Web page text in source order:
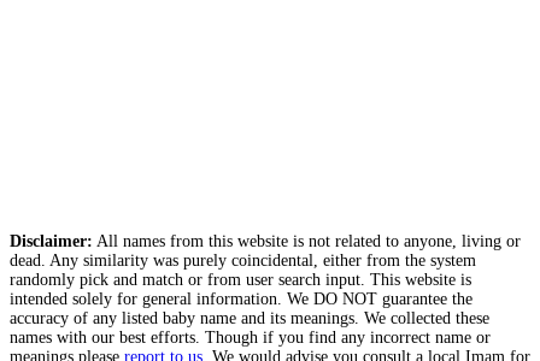
Disclaimer: All names from this website is not related to anyone, living or
dead. Any similarity was purely coincidental, either from the system
randomly pick and match or from user search input. This website is
intended solely for general information. We DO NOT guarantee the
accuracy of any listed baby name and its meanings. We collected these
names with our best efforts. Though if you find any incorrect name or
meanings please report to us . We would advise you consult a local Imam for